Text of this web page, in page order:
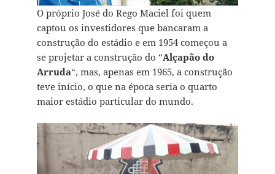
O próprio José do Rego Maciel foi quem
captou os investidores que bancaram a
construção do estádio e em 1954 começou a
se projetar a construção do “Alçapão do
Arruda“, mas, apenas em 1965, a construção
teve início, o que na época seria o quarto
maior estádio particular do mundo.